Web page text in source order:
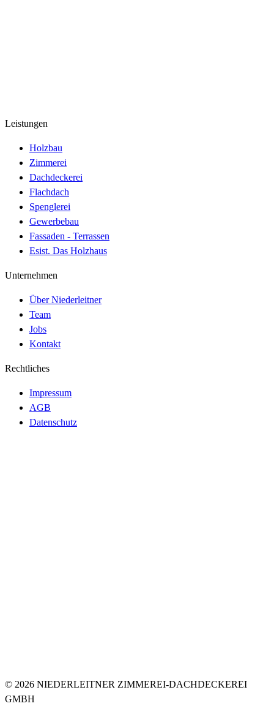
Leistungen
Holzbau
Zimmerei
Dachdeckerei
Flachdach
Spenglerei
Gewerbebau
Fassaden - Terrassen
Esist. Das Holzhaus
Unternehmen
Über Niederleitner
Team
Jobs
Kontakt
Rechtliches
Impressum
AGB
Datenschutz
© 2026 NIEDERLEITNER ZIMMEREI-DACHDECKEREI
GMBH